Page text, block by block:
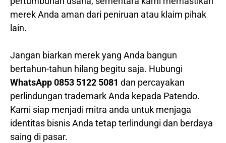
merek Anda aman dari peniruan atau klaim pihak
lain.
Jangan biarkan merek yang Anda bangun
bertahun-tahun hilang begitu saja. Hubungi
WhatsApp 0853 5122 5081 dan percayakan
perlindungan trademark Anda kepada Patendo.
Kami siap menjadi mitra anda untuk menjaga
identitas bisnis Anda tetap terlindungi dan berdaya
saing di pasar.